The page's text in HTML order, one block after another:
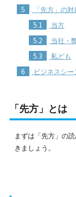
5 「先方」の対
5.1 当方
5.2 当社・
5.3 私ども
6 ビジネスシ
「先方」とは
まずは「先方」の
きましょう。